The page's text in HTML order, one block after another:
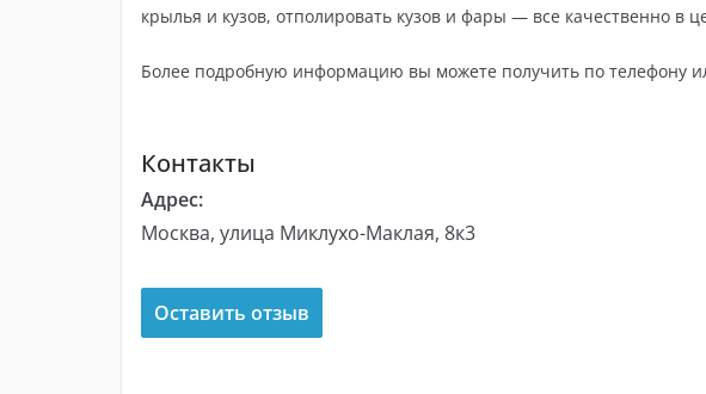
крылья и кузов, отполировать кузов и фары — все качественно в
Более подробную информацию вы можете получить по телефону
Контакты
Адрес:
Москва, улица Миклухо-Маклая, 8к3
Оставить отзыв